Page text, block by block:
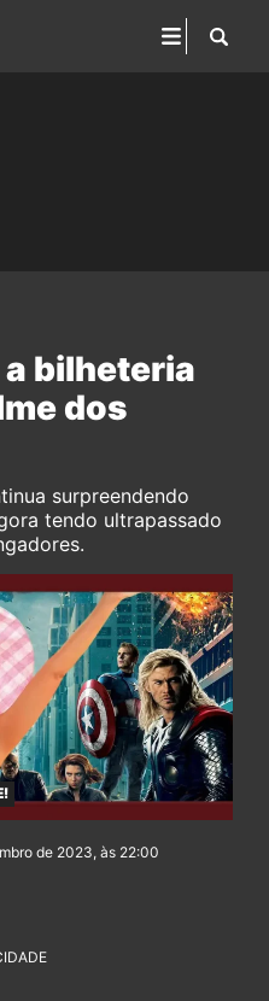
bilheteria
dos
surpreendendo
tendo ultrapassado
de 2023, às 22:00